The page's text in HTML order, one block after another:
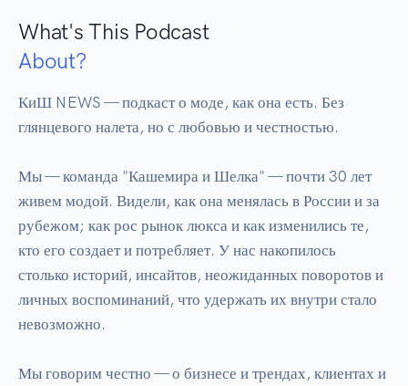
What's This Podcast
About?
КиШ NEWS — подкаст о моде, как она есть. Без
глянцевого налета, но с любовью и честностью.
Мы — команда "Кашемира и Шелка" — почти 30 лет
живем модой. Видели, как она менялась в России и за
рубежом; как рос рынок люкса и как изменились те,
кто его создает и потребляет. У нас накопилось
столько историй, инсайтов, неожиданных поворотов и
личных воспоминаний, что удержать их внутри стало
невозможно.
Мы говорим честно — о бизнесе и трендах, клиентах и